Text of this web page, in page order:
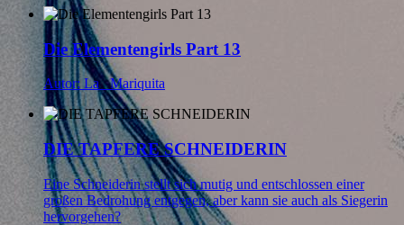
Die Elementengirls Part 13
Autor: La _Mariquita
DIE TAPFERE SCHNEIDERIN
Eine Schneiderin stellt sich mutig und entschlossen einer
großen Bedrohung entgegen, aber kann sie auch als Siegerin
hervorgehen?